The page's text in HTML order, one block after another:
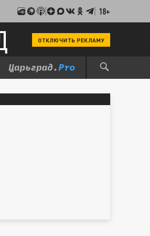
18+
ОТКЛЮЧИТЬ РЕКЛАМУ